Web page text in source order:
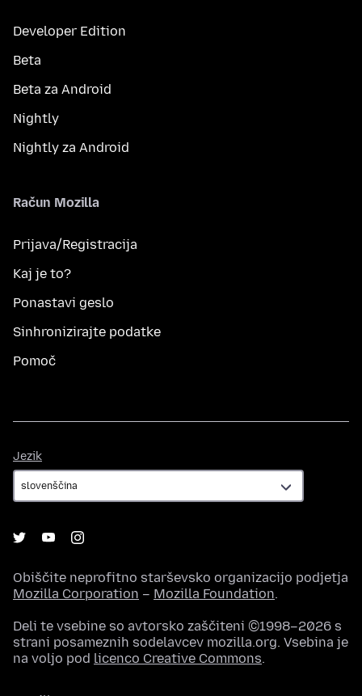
Developer Edition
Beta
Beta za Android
Nightly
Nightly za Android
Račun Mozilla
Prijava/Registracija
Kaj je to?
Ponastavi geslo
Sinhronizirajte podatke
Pomoč
Jezik
Obiščite neprofitno starševsko organizacijo podjetja
Mozilla Corporation – Mozilla Foundation.
Deli te vsebine so avtorsko zaščiteni ©1998–2026 s
strani posameznih sodelavcev mozilla.org. Vsebina je
na voljo pod licenco Creative Commons.